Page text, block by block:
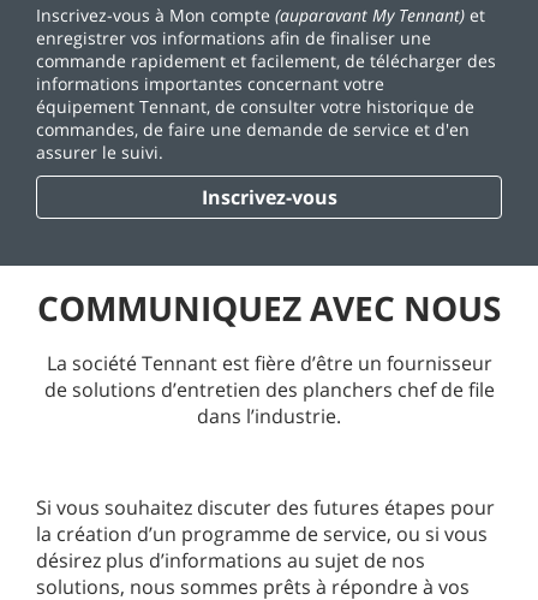
Inscrivez-vous à Mon compte (auparavant My Tennant) et
enregistrer vos informations afin de finaliser une
commande rapidement et facilement, de télécharger des
informations importantes concernant votre
équipement Tennant, de consulter votre historique de
commandes, de faire une demande de service et d'en
assurer le suivi.
Inscrivez-vous
COMMUNIQUEZ AVEC NOUS
La société Tennant est fière d’être un fournisseur
de solutions d’entretien des planchers chef de file
dans l’industrie.
Si vous souhaitez discuter des futures étapes pour
la création d’un programme de service, ou si vous
désirez plus d’informations au sujet de nos
solutions, nous sommes prêts à répondre à vos